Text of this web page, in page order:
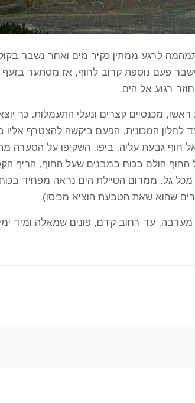
לרגע ממתין כקיר מים ואחר נשבר
פעם נוספת קרוב לחוף, אז מסתער
רגוע אל הים.
מכנסיים קצרים ונעלי התעמלות. כך
המכונית, הפעם ביקשה להצטרף אליו
גבעת עליה, ביפו. השקיפו על הסערה
הולם בכוח במבנים שעל החוף, הריף
גל. ממרום הטיילת הים נראה מפחיד
שהוא שאת הטבעת הוציא מכיסו).
עד רחוב קדם, פונים שמאלה ומיד